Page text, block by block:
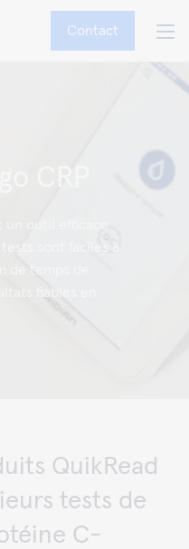
Contact
CRP
de temps de
QuikRead
tests de
C-